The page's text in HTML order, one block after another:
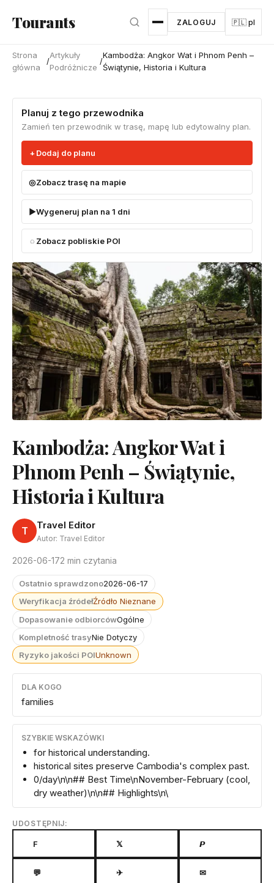
Tourants ZALOGUJ 🇵🇱 pl
Strona
główna
/
Artykuły
Podróżnicze
/
Kambodża: Angkor Wat i Phnom Penh –
Świątynie, Historia i Kultura
Planuj z tego przewodnika
Zamień ten przewodnik w trasę, mapę lub edytowalny plan.
Dodaj do planu
Zobacz trasę na mapie
Wygeneruj plan na 1 dni
Zobacz pobliskie POI
Kambodża: Angkor Wat i
Phnom Penh – Świątynie,
Historia i Kultura
T Travel Editor
Autor: Travel Editor
2026-06-172 min czytania
Ostatnio sprawdzono2026-06-17
Weryfikacja źródełŹródło Nieznane
Dopasowanie odbiorcówOgólne
Kompletność trasyNie Dotyczy
Ryzyko jakości POIUnknown
DLA KOGO
families
SZYBKIE WSKAZÓWKI
for historical understanding.
historical sites preserve Cambodia's complex past.
0/day\n\n## Best Time\nNovember-February (cool,
dry weather)\n\n## Highlights\n\
UDOSTĘPNIJ:
F 𝕏 𝙋
💬 ✈ ✉